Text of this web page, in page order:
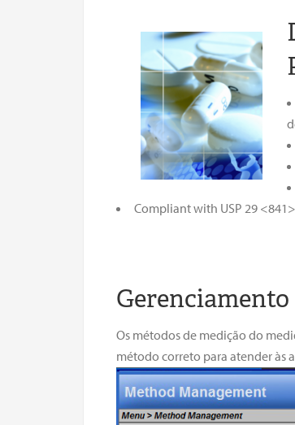
Compliant with USP 29
Os métodos de medição do
método correto para atender às